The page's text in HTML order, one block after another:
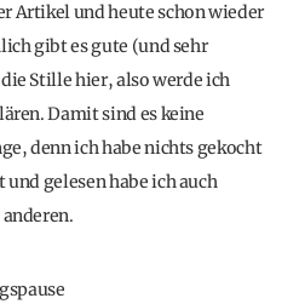
Artikel und heute schon wieder
gibt es gute (und sehr
Stille hier, also werde ich
Damit sind es keine
denn ich habe nichts gekocht
gelesen habe ich auch